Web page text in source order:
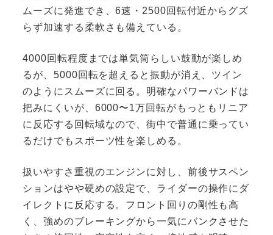
ムーズに発進でき、6速・2500回転付近からグズ
らず加速する柔軟さも備えている。
4000回転程度までは単気筒らしい鼓動が楽しめ
るが、5000回転を超えると振動が消え、ツイン
のようにスムーズに回る。明確なパワーバンドは
把みにくいが、6000〜1万回転がもっともリニア
に反応する回転域なので、街中で普通に乗ってい
るだけでもスポーツ性を楽しめる。
扱いやすさ重視のエンジンに対し、前後サスペン
ションはやや硬めの設定で、ライダーの操作にダ
イレクトに反応する。フロント回りの剛性も高
く、強めのブレーキングから一気にバンクさせた